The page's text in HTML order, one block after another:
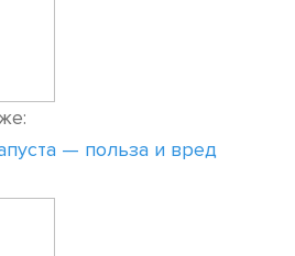
— польза и вред